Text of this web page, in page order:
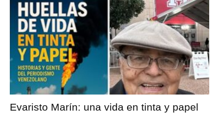
Evaristo Marín: una vida en tinta y papel